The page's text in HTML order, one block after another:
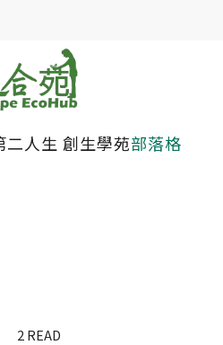
二人生 創生學苑部落格
2 READ